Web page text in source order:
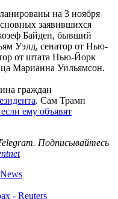
на 3 ноября
заявившихся
Байден, бывший
Уэлд, сенатор от Нью-
от штата Нью-Йорк
Марианна Уильямсон.
граждан
. Сам Трамп
ему объявят
Подписывайтесь
- Reuters